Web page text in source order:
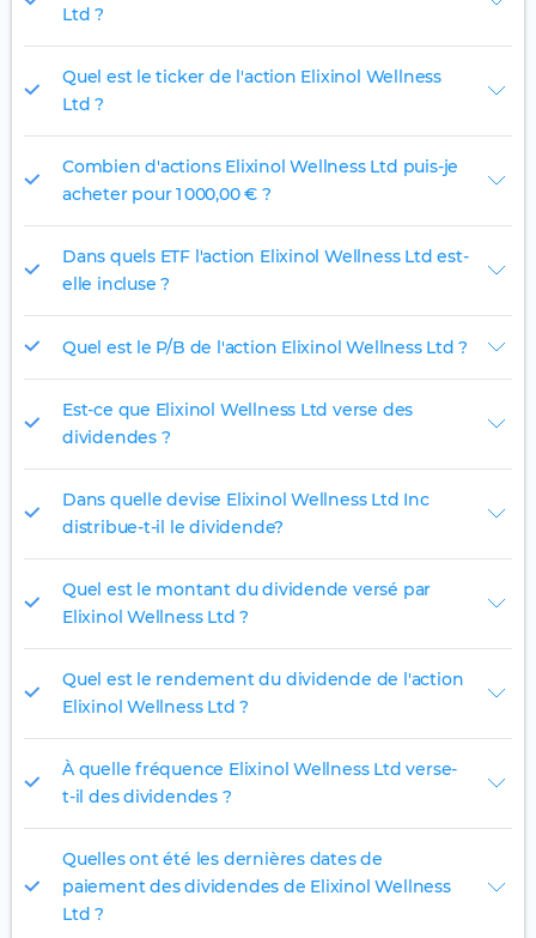
Ltd ?
Quel est le ticker de l'action Elixinol Wellness
Ltd ?
Combien d'actions Elixinol Wellness Ltd puis-je
acheter pour 1 000,00 € ?
Dans quels ETF l'action Elixinol Wellness Ltd est-
elle incluse ?
Quel est le P/B de l'action Elixinol Wellness Ltd ?
Est-ce que Elixinol Wellness Ltd verse des
dividendes ?
Dans quelle devise Elixinol Wellness Ltd Inc
distribue-t-il le dividende?
Quel est le montant du dividende versé par
Elixinol Wellness Ltd ?
Quel est le rendement du dividende de l'action
Elixinol Wellness Ltd ?
À quelle fréquence Elixinol Wellness Ltd verse-
t-il des dividendes ?
Quelles ont été les dernières dates de
paiement des dividendes de Elixinol Wellness
Ltd ?